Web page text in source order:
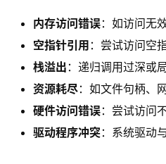
内存访问错误：如访问无
空指针引用 ：尝试访问空
栈溢出 ：递归调用过深或
资源耗尽：如文件句柄、
硬件访问错误：尝试访问
驱动程序冲突：系统驱动